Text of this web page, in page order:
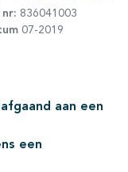
nr: 836041003
07-2019
aan een
een